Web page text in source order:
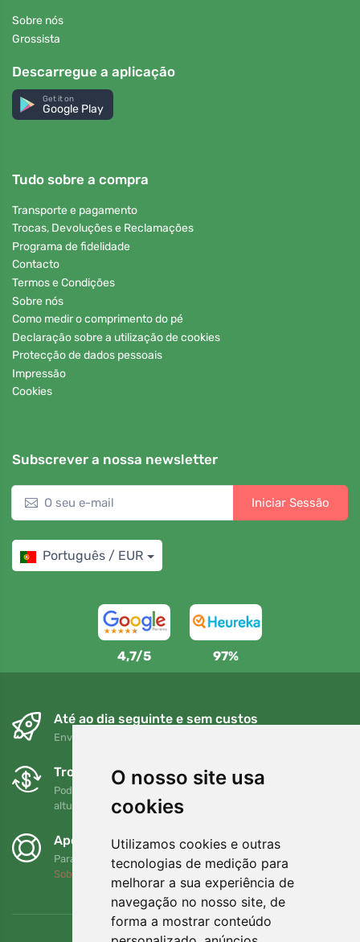
O nosso site usa
cookies
Utilizamos cookies e outras
tecnologias de medição para
melhorar a sua experiência de
navegação no nosso site, de
forma a mostrar conteúdo
Sobre nós
Grossista
Descarregue a aplicação
Get it on
Google Play
Tudo sobre a compra
Transporte e pagamento
Trocas, Devoluções e Reclamações
Programa de fidelidade
Contacto
Termos e Condições
Sobre nós
Como medir o comprimento do pé
Declaração sobre a utilização de cookies
Protecção de dados pessoais
Impressão
Cookies
Subscrever a nossa newsletter
Iniciar Sessão
Português / EUR
4,7/5 97%
Até ao dia seguinte e sem custos
Envio gratuito para encomendas superiores a 80 EUR
Trocas e devoluções gratuitas
Pode devolver ou trocar a sua encomenda em qualquer
altura no prazo de 90 dias
Apoiamos a Trees.org
Para cada encomenda plantamos uma árvore! Leia mais
Sobre nós